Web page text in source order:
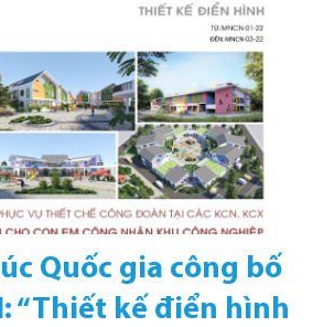
Quốc gia công bố
“Thiết kế điển hình